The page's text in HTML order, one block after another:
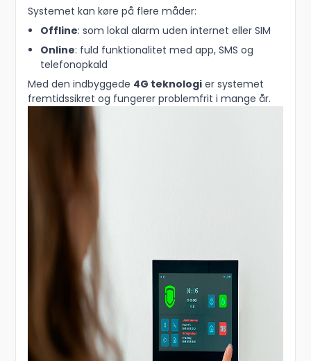
Systemet kan køre på flere måder:
Offline: som lokal alarm uden internet eller SIM
Online: fuld funktionalitet med app, SMS og
telefonopkald
Med den indbyggede 4G teknologi er systemet
fremtidssikret og fungerer problemfrit i mange år.